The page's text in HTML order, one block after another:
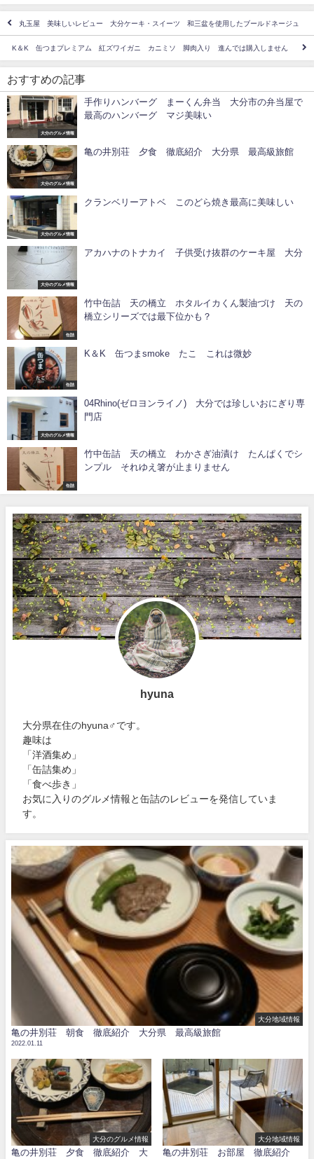
丸玉屋 美味しいレビュー 大分ケーキ・スイーツ 和三盆を使用したブールドネージュ
K＆K 缶つまプレミアム 紅ズワイガニ カニミソ 脚肉入り 進んでは購入しません
おすすめの記事
大分のグルメ情報
手作りハンバーグ まーくん弁当 大分市の弁当屋で
最高のハンバーグ マジ美味い
大分のグルメ情報
亀の井別荘 夕食 徹底紹介 大分県 最高級旅館
大分のグルメ情報
クランベリーアトベ このどら焼き最高に美味しい
大分のグルメ情報
アカハナのトナカイ 子供受け抜群のケーキ屋 大分
缶詰
竹中缶詰 天の橋立 ホタルイカくん製油づけ 天の
橋立シリーズでは最下位かも？
缶詰
K＆K 缶つまsmoke たこ これは微妙
大分のグルメ情報
04Rhino(ゼロヨンライノ) 大分では珍しいおにぎり専
門店
缶詰
竹中缶詰 天の橋立 わかさぎ油漬け たんぱくでシ
ンプル それゆえ箸が止まりません
hyuna
大分県在住のhyuna♂です。
趣味は
「洋酒集め」
「缶詰集め」
「食べ歩き」
お気に入りのグルメ情報と缶詰のレビューを発信していま
す。
大分地域情報
亀の井別荘 朝食 徹底紹介 大分県 最高級旅館
2022.01.11
大分のグルメ情報
亀の井別荘 夕食 徹底紹介 大
大分地域情報
亀の井別荘 お部屋 徹底紹介